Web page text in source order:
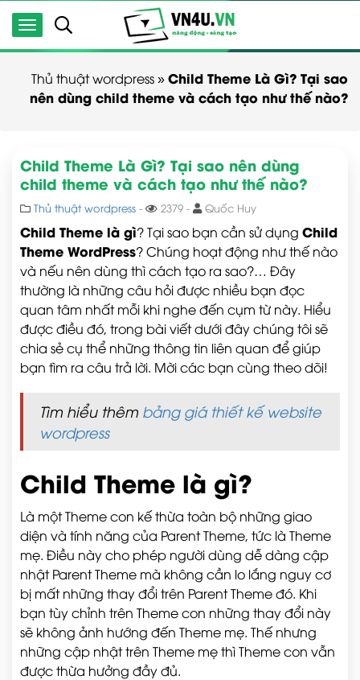
Thủ thuật wordpress»Child Theme Là Gì? Tại sao
nên dùng child theme và cách tạo như thế nào?
Child Theme Là Gì? Tại sao nên dùng
child theme và cách tạo như thế nào?
Thủ thuật wordpress - 2379 - Quốc Huy
Child Theme là gì? Tại sao bạn cần sử dụng Child
Theme WordPress? Chúng hoạt động như thế nào
và nếu nên dùng thì cách tạo ra sao?… Đây
thường là những câu hỏi được nhiều bạn đọc
quan tâm nhất mỗi khi nghe đến cụm từ này. Hiểu
được điều đó, trong bài viết dưới đây chúng tôi sẽ
chia sẻ cụ thể những thông tin liên quan để giúp
bạn tìm ra câu trả lời. Mời các bạn cùng theo dõi!
Tìm hiểu thêm bảng giá thiết kế website
wordpress
Child Theme là gì?
Là một Theme con kế thừa toàn bộ những giao
diện và tính năng của Parent Theme, tức là Theme
mẹ. Điều này cho phép người dùng dễ dàng cập
nhật Parent Theme mà không cần lo lắng nguy cơ
bị mất những thay đổi trên Parent Theme đó. Khi
bạn tùy chỉnh trên Theme con những thay đổi này
sẽ không ảnh hướng đến Theme mẹ. Thế nhưng
những cập nhật trên Theme mẹ thì Theme con vẫn
được thừa hưởng đầy đủ.